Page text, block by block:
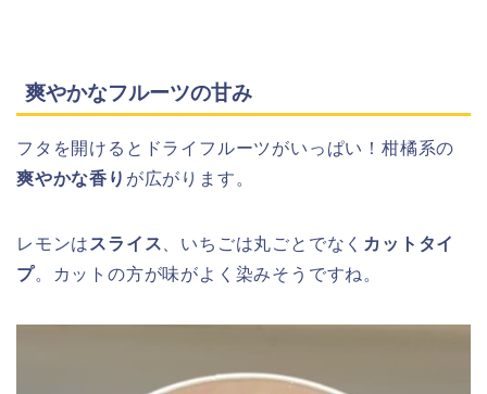
爽やかなフルーツの甘み
フタを開けるとドライフルーツがいっぱい！柑橘系の
爽やかな香り が広がります。
レモンは スライス 、いちごは丸ごとでなく カットタイ
プ。カットの方が味がよく染みそうですね。